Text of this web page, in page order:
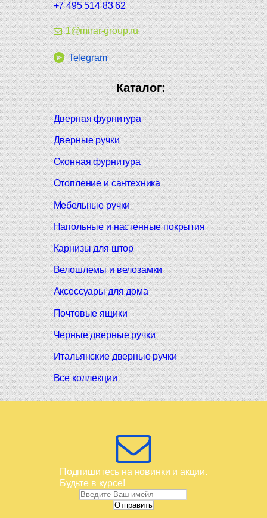
+7 495 514 83 62
1@mirar-group.ru
Telegram
Каталог:
Дверная фурнитура
Дверные ручки
Оконная фурнитура
Отопление и сантехника
Мебельные ручки
Напольные и настенные покрытия
Карнизы для штор
Велошлемы и велозамки
Аксессуары для дома
Почтовые ящики
Черные дверные ручки
Итальянские дверные ручки
Все коллекции
Подпишитесь на новинки и акции.
Будьте в курсе!